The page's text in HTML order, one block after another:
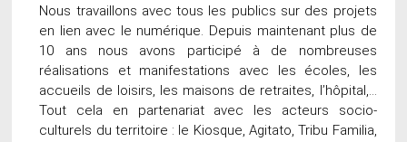
Nous travaillons avec tous les publics sur des projets
en lien avec le numérique. Depuis maintenant plus de
10 ans nous avons participé à de nombreuses
réalisations et manifestations avec les écoles, les
accueils de loisirs, les maisons de retraites, l’hôpital,…
Tout cela en partenariat avec les acteurs socio-
culturels du territoire : le Kiosque, Agitato, Tribu Familia,